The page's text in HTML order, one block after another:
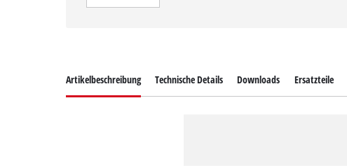
Artikelbeschreibung Technische Details Downloads Ersatzteile